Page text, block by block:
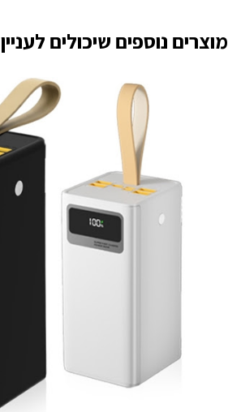
מוצרים נוספים שיכולים